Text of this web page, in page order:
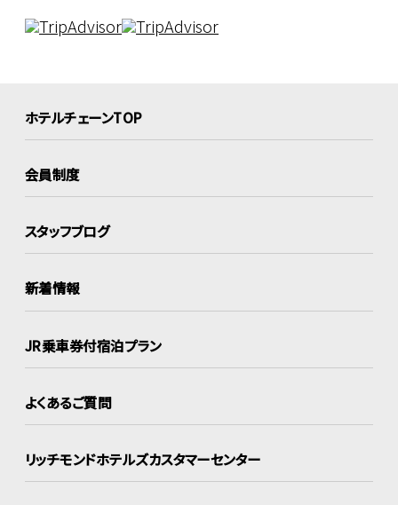
ホテルチェーンTOP
会員制度
スタッフブログ
新着情報
JR乗車券付宿泊プラン
よくあるご質問
リッチモンドホテルズカスタマーセンター